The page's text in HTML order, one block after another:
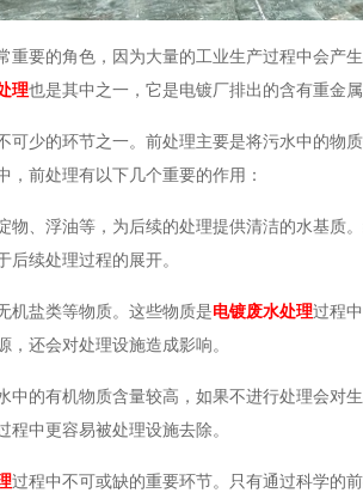
重要的角色，因为大量的工业生产过程中会产
理也是其中之一，它是电镀厂排出的含有重金
可少的环节之一。前处理主要是将污水中的物
前处理有以下几个重要的作用：
物、浮油等，为后续的处理提供清洁的水基质
续处理过程的展开。
机盐类等物质。这些物质是电镀废水处理过程
还会对处理设施造成影响。
中的有机物质含量较高，如果不进行处理会对
中更容易被处理设施去除。
过程中不可或缺的重要环节。只有通过科学的